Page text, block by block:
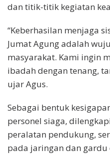
dan titik-titik kegiatan
“Keberhasilan menjaga
Jumat Agung adalah
masyarakat. Kami ingin
ibadah dengan tenang,
ujar Agus.
Sebagai bentuk
personel siaga,
peralatan pendukung,
pada jaringan dan gardu